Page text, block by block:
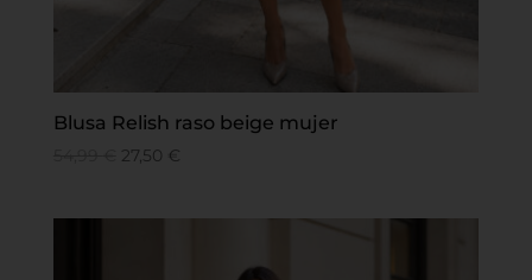
Blusa Relish raso beige mujer
27,50 €